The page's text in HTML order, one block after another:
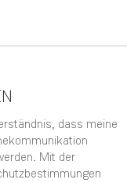
dass meine
Mit der